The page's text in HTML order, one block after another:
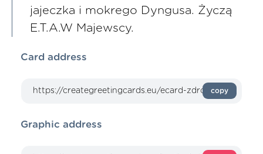
jajeczka i mokrego Dyngusa. Życzą
E.T.A.W Majewscy.
Card address
copy
Graphic address